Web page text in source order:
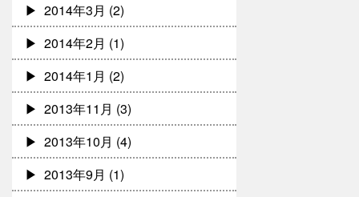
2014年3月 (2)
2014年2月 (1)
2014年1月 (2)
2013年11月 (3)
2013年10月 (4)
2013年9月 (1)